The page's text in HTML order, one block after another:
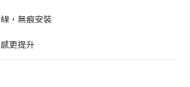
，無痕安裝
更提升